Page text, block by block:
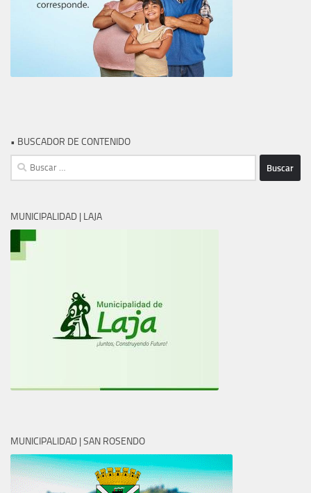
• BUSCADOR DE CONTENIDO
Buscar:
MUNICIPALIDAD | LAJA
MUNICIPALIDAD | SAN ROSENDO